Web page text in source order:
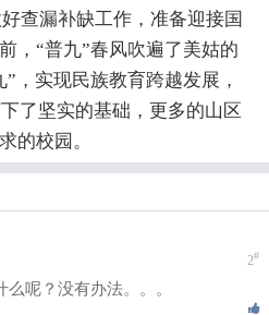
查漏补缺工作，准备迎接国
，“普九”春风吹遍了美姑的
，实现民族教育跨越发展，
了坚实的基础，更多的山区
的校园。
2#
呢？没有办法。。。